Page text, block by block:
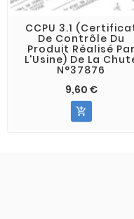
CCPU 3.1
De Contrôle Du
Produit Réalisé Par
L'Usine) De La
N°37876
9,60 €
